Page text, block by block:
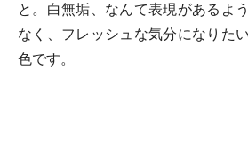
と。白無垢、なんて表現があるよ
なく、フレッシュな気分になりた
色です。